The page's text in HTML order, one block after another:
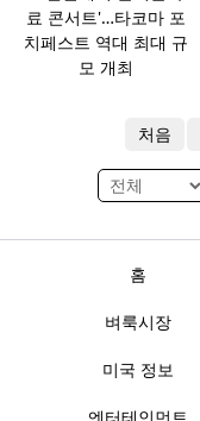
처음
홈
벼룩시장
미국 정보